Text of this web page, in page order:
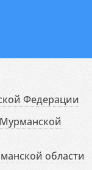
Федерации
области